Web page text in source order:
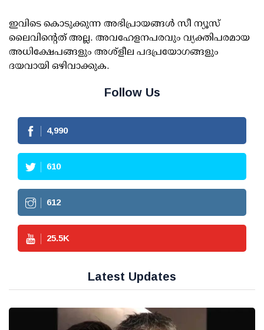
ഇവിടെ കൊടുക്കുന്ന അഭിപ്രായങ്ങള്‍ സീ ന്യൂസ്
ലൈവിന്റെത് അല്ല. അവഹേളനപരവും വ്യക്തിപരമായ
അധിക്ഷേപങ്ങളും അശ്‌ളീല പദപ്രയോഗങ്ങളും
ദയവായി ഒഴിവാക്കുക.
Follow Us
4,990
610
612
25.5K
Latest Updates